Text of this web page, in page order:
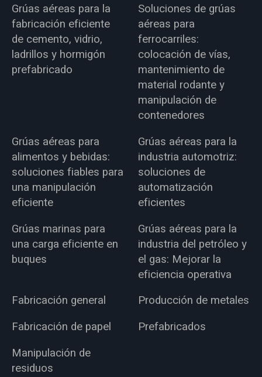
Grúas aéreas para la
fabricación eficiente
de cemento, vidrio,
ladrillos y hormigón
prefabricado
Soluciones de grúas
aéreas para
ferrocarriles:
colocación de vías,
mantenimiento de
material rodante y
manipulación de
contenedores
Grúas aéreas para
alimentos y bebidas:
soluciones fiables para
una manipulación
eficiente
Grúas aéreas para la
industria automotriz:
soluciones de
automatización
eficientes
Grúas marinas para
una carga eficiente en
buques
Grúas aéreas para la
industria del petróleo y
el gas: Mejorar la
eficiencia operativa
Fabricación general
Producción de metales
Fabricación de papel
Prefabricados
Manipulación de
residuos